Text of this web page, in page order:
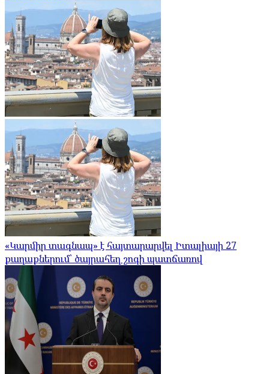
«Կարմիր տագնապ» է հայտարարվել Իտալիայի 27
քաղաքներում՝ ծայրահեղ շոգի պատճառով